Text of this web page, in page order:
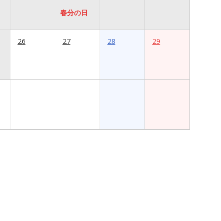
春分の日
26 27 28 29